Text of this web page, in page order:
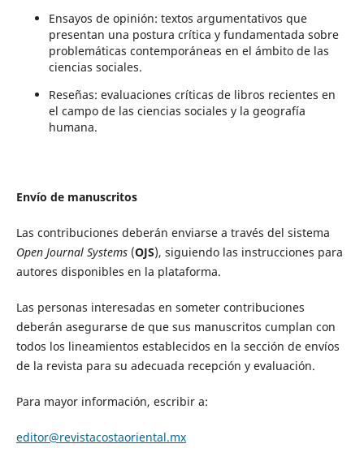
Ensayos de opinión: textos argumentativos que
presentan una postura crítica y fundamentada sobre
problemáticas contemporáneas en el ámbito de las
ciencias sociales.
Reseñas: evaluaciones críticas de libros recientes en
el campo de las ciencias sociales y la geografía
humana.
Envío de manuscritos
Las contribuciones deberán enviarse a través del sistema
Open Journal Systems(OJS), siguiendo las instrucciones para
autores disponibles en la plataforma.
Las personas interesadas en someter contribuciones
deberán asegurarse de que sus manuscritos cumplan con
todos los lineamientos establecidos en la sección de envíos
de la revista para su adecuada recepción y evaluación.
Para mayor información, escribir a:
editor@revistacostaoriental.mx